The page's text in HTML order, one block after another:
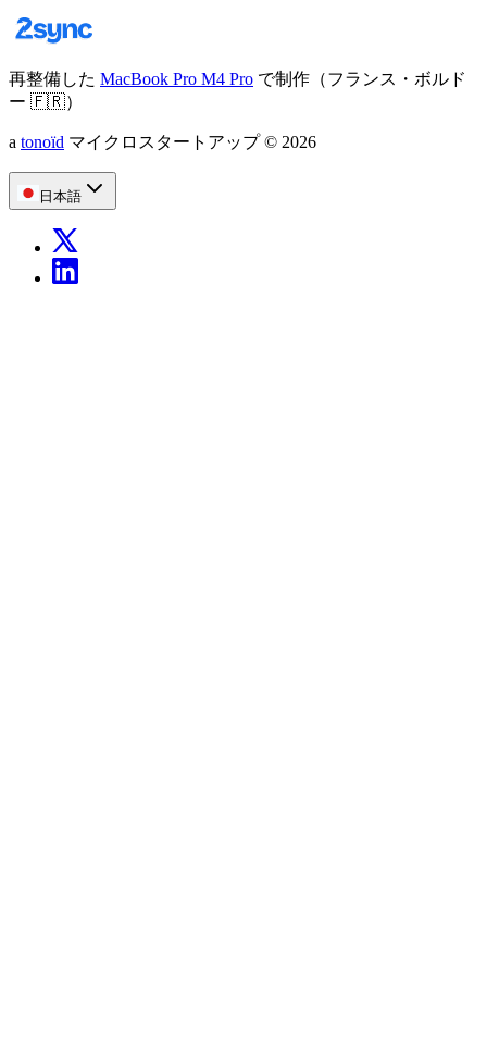
再整備した MacBook Pro M4 Pro で制作（フランス・ボルド
ー 🇫🇷）
a tonoïd マイクロスタートアップ© 2026
日本語